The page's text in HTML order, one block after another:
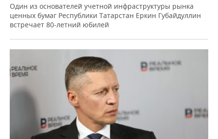
Один из основателей учетной инфраструктуры рынка
ценных бумаг Республики Татарстан Еркин Губайдуллин
встречает 80-летний юбилей